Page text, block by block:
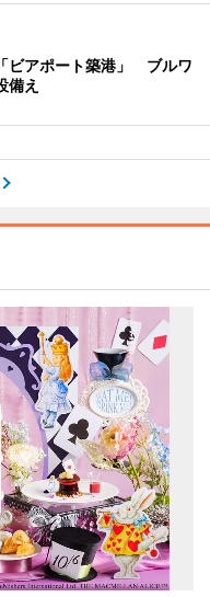
ビアポート築港」 ブルワ
備え